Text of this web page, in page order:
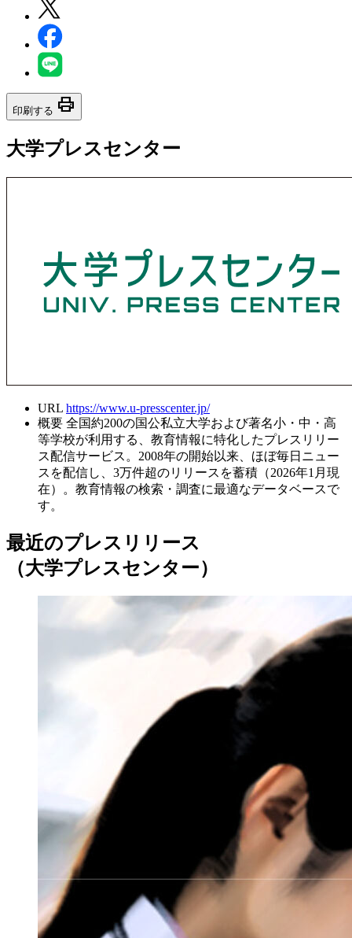
印刷する print
大学プレスセンター
URL https://www.u-presscenter.jp/
概要 全国約200の国公私立大学および著名小・中・高
等学校が利用する、教育情報に特化したプレスリリー
ス配信サービス。2008年の開始以来、ほぼ毎日ニュー
スを配信し、3万件超のリリースを蓄積（2026年1月現
在）。教育情報の検索・調査に最適なデータベースで
す。
最近のプレスリリース
（大学プレスセンター）